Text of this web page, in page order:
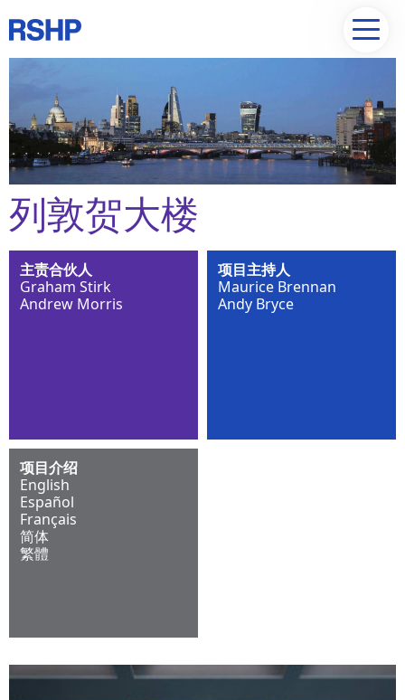
列敦贺大楼
主责合伙人
Graham Stirk
Andrew Morris
项目主持人
Maurice Brennan
Andy Bryce
项目介绍
English
Español
Français
简体
繁體